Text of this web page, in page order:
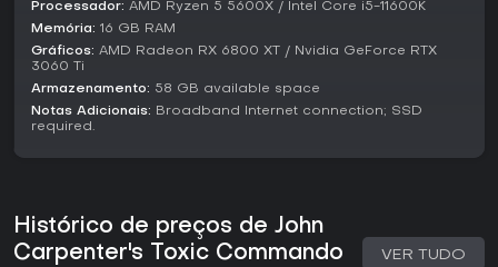
clássicas de shooters de zumbis.
Se você curte shooters cooperativos com confrontos em
grande escala e integração de veículos, este jogo é ideal
para sessões em grupo. Quem busca originalidade pode
achá-lo familiar, mas a execução polida e o tom irreverente
o tornam uma escolha sólida para fãs de combates contra
Processador: AMD Ryzen 5 5600X / Intel Core i5-11600K
Memória: 16 GB RAM
Gráficos: AMD Radeon RX 6800 XT / Nvidia GeForce RTX
3060 Ti
Armazenamento: 58 GB available space
Notas Adicionais: Broadband Internet connection; SSD
required.
Histórico de preços de John
Carpenter's Toxic Commando
VER TUDO